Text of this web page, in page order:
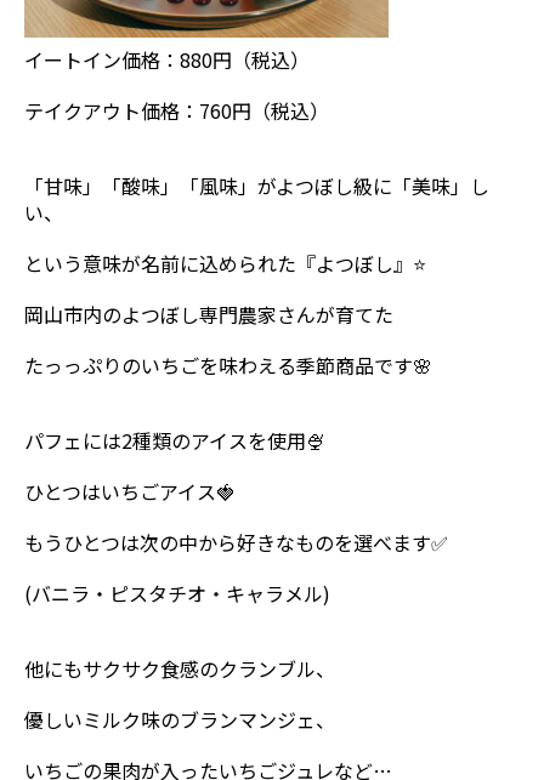
イートイン価格：880円（税込）
テイクアウト価格：760円（税込）
「甘味」「酸味」「風味」がよつぼし級に「美味」し
い、
という意味が名前に込められた『よつぼし』⭐
岡山市内のよつぼし専門農家さんが育てた
たっっぷりのいちごを味わえる季節商品です🌸
パフェには2種類のアイスを使用🍨
ひとつはいちごアイス🍓
もうひとつは次の中から好きなものを選べます✅
(バニラ・ピスタチオ・キャラメル)
他にもサクサク食感のクランブル、
優しいミルク味のブランマンジェ、
いちごの果肉が入ったいちごジュレなど…